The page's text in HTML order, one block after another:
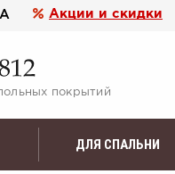
Акции и скидки
покрытий
ДЛЯ СПАЛЬНИ